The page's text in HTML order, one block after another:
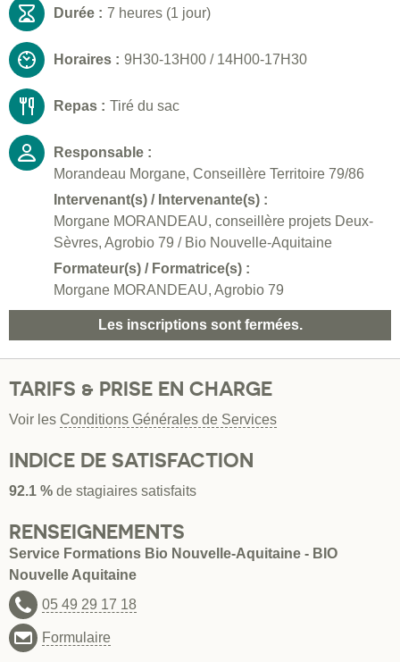
Durée : 7 heures (1 jour)
Horaires : 9H30-13H00 / 14H00-17H30
Repas : Tiré du sac
Responsable :
Morandeau Morgane, Conseillère Territoire 79/86
Intervenant(s) / Intervenante(s) :
Morgane MORANDEAU, conseillère projets Deux-
Sèvres, Agrobio 79 / Bio Nouvelle-Aquitaine
Formateur(s) / Formatrice(s) :
Morgane MORANDEAU, Agrobio 79
Les inscriptions sont fermées.
TARIFS & PRISE EN CHARGE
Voir les Conditions Générales de Services
INDICE DE SATISFACTION
92.1 % de stagiaires satisfaits
RENSEIGNEMENTS
Service Formations Bio Nouvelle-Aquitaine - BIO
Nouvelle Aquitaine
05 49 29 17 18
Formulaire